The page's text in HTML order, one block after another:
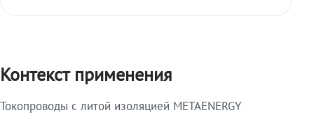
Контекст применения
Токопроводы с литой изоляцией METAENERGY